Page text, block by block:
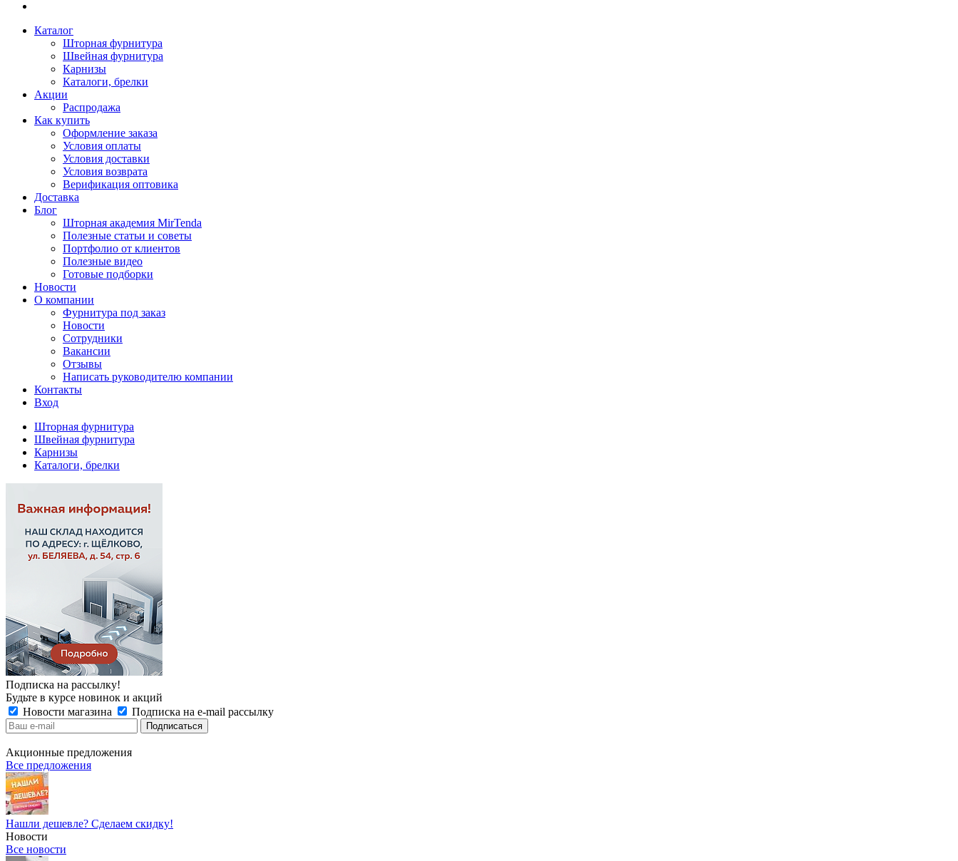
Каталог
Шторная фурнитура
Швейная фурнитура
Карнизы
Каталоги, брелки
Акции
Распродажа
Как купить
Оформление заказа
Условия оплаты
Условия доставки
Условия возврата
Верификация оптовика
Доставка
Блог
Шторная академия MirTenda
Полезные статьи и советы
Портфолио от клиентов
Полезные видео
Готовые подборки
Новости
О компании
Фурнитура под заказ
Новости
Сотрудники
Вакансии
Отзывы
Написать руководителю компании
Контакты
Вход
Шторная фурнитура
Швейная фурнитура
Карнизы
Каталоги, брелки
Подписка на рассылку!
Будьте в курсе новинок и акций
Новости магазина
Подписка на e-mail рассылку
Акционные предложения
Все предложения
Нашли дешевле? Сделаем скидку!
Новости
Все новости